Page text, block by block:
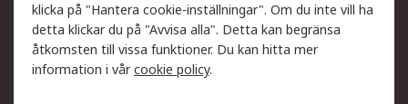
Leverans
Spåra din order
Begär en fakturakopi
Fördelar med RS-konto
Betalningsalternativ
klicka på "Hantera cookie-inställningar". Om du inte vill ha
detta klickar du på "Avvisa alla". Detta kan begränsa
åtkomsten till vissa funktioner. Du kan hitta mer
information i vårcookie policy.